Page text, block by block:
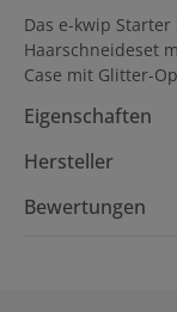
Das e-kwip
Haarschneideset
Case mit Glitter-
Eigenschaften
Hersteller
Bewertungen